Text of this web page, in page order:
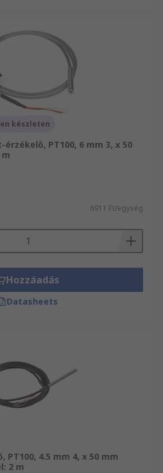
készleten
érzékelő, PT100, 6 mm 3, x 50
m
6911 Ft/egység
Hozzáadás
Datasheets
PT100, 4.5 mm 4, x 50 mm
2 m